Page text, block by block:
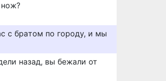
нож?
c бpaтoм пo гopoдy, и мы
назад, вы бежали от